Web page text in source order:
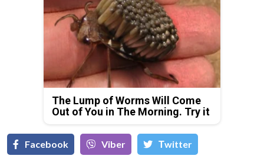
The Lump of Worms Will Come
Out of You in The Morning. Try it
Facebook Viber Тwitter